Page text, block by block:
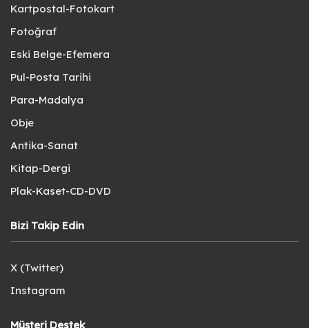
Kartpostal-Fotokart
Fotoğraf
Eski Belge-Efemera
Pul-Posta Tarihi
Para-Madalya
Obje
Antika-Sanat
Kitap-Dergi
Plak-Kaset-CD-DVD
Bizi Takip Edin
X (Twitter)
Instagram
Müşteri Destek